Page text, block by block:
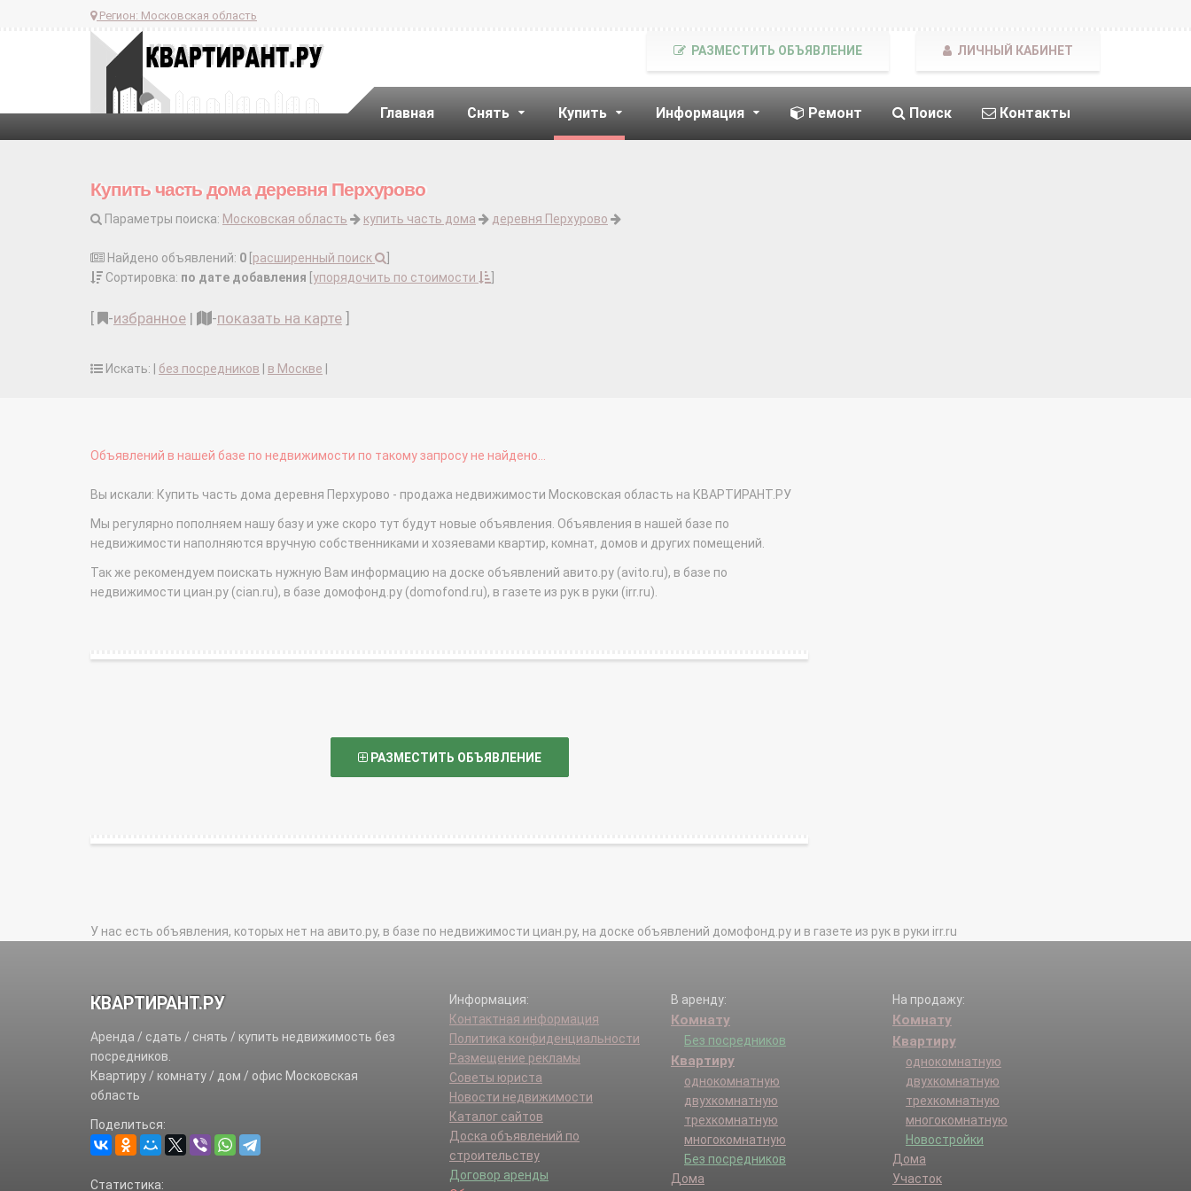
Регион: Московская область
Главная Снять Купить Информация Ремонт Поиск Контакты
РАЗМЕСТИТЬ ОБЪЯВЛЕНИЕ ЛИЧНЫЙ КАБИНЕТ
Купить часть дома деревня Перхурово
Параметры поиска: Московская область купить часть дома деревня Перхурово
Найдено объявлений: 0 расширенный поиск
Сортировка: по дате добавления упорядочить по стоимости
-избранное | -показать на карте
Искать: | без посредников в Москве
Объявлений в нашей базе по недвижимости по такому запросу не найдено...
Вы искали: Купить часть дома деревня Перхурово - продажа недвижимости Московская область на КВАРТИРАНТ.РУ
Мы регулярно пополняем нашу базу и уже скоро тут будут новые объявления. Объявления в нашей базе по
недвижимости наполняются вручную собственниками и хозяевами квартир, комнат, домов и других помещений.
Так же рекомендуем поискать нужную Вам информацию на доске объявлений авито.ру (avito.ru), в базе по
недвижимости циан.ру (cian.ru), в базе домофонд.ру (domofond.ru), в газете из рук в руки (irr.ru).
РАЗМЕСТИТЬ ОБЪЯВЛЕНИЕ
У нас есть объявления, которых нет на авито.ру, в базе по недвижимости циан.ру, на доске объявлений домофонд.ру и в газете из рук в руки irr.ru
КВАРТИРАНТ.РУ
Аренда / сдать / снять / купить недвижимость без
посредников.
Квартиру / комнату / дом / офис Московская
область
Поделиться:
Статистика:
Информация:
Контактная информация
Политика конфиденциальности
Размещение рекламы
Советы юриста
Новости недвижимости
Каталог сайтов
Доска объявлений по
строительству
Договор аренды
В аренду:
Комнату
Без посредников
Квартиру
однокомнатную
двухкомнатную
трехкомнатную
многокомнатную
Без посредников
Дома
На продажу:
Комнату
Квартиру
однокомнатную
двухкомнатную
трехкомнатную
многокомнатную
Новостройки
Дома
Участок